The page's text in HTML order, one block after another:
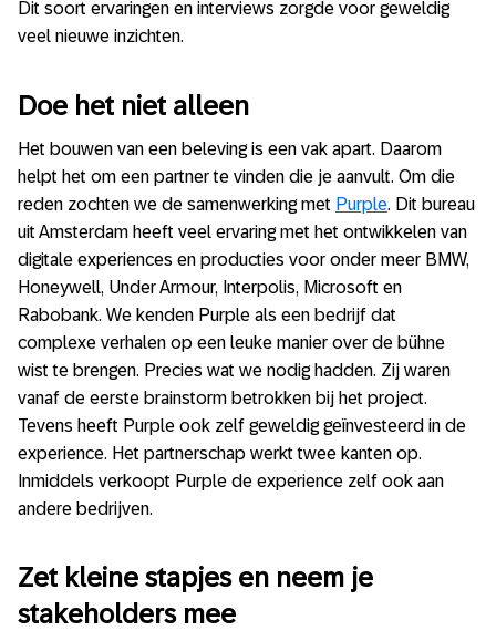
Dit soort ervaringen en interviews zorgde voor geweldig
veel nieuwe inzichten.
Doe het niet alleen
Het bouwen van een beleving is een vak apart. Daarom
helpt het om een partner te vinden die je aanvult. Om die
reden zochten we de samenwerking met Purple. Dit bureau
uit Amsterdam heeft veel ervaring met het ontwikkelen van
digitale experiences en producties voor onder meer BMW,
Honeywell, Under Armour, Interpolis, Microsoft en
Rabobank. We kenden Purple als een bedrijf dat
complexe verhalen op een leuke manier over de bühne
wist te brengen. Precies wat we nodig hadden. Zij waren
vanaf de eerste brainstorm betrokken bij het project.
Tevens heeft Purple ook zelf geweldig geïnvesteerd in de
experience. Het partnerschap werkt twee kanten op.
Inmiddels verkoopt Purple de experience zelf ook aan
andere bedrijven.
Zet kleine stapjes en neem je
stakeholders mee